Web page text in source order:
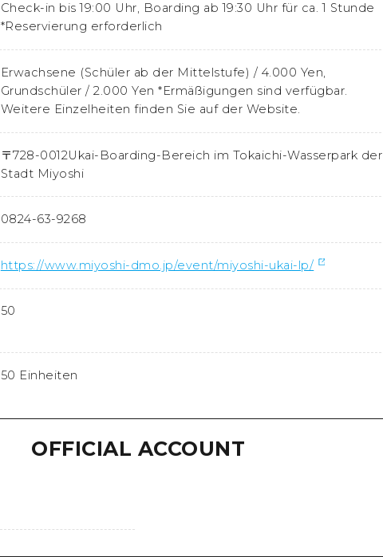
Check-in bis 19:00 Uhr, Boarding ab 19:30 Uhr für ca. 1 Stunde
*Reservierung erforderlich
Erwachsene (Schüler ab der Mittelstufe) / 4.000 Yen,
Grundschüler / 2.000 Yen *Ermäßigungen sind verfügbar.
Weitere Einzelheiten finden Sie auf der Website.
〒728-0012Ukai-Boarding-Bereich im Tokaichi-Wasserpark der
Stadt Miyoshi
0824-63-9268
https://www.miyoshi-dmo.jp/event/miyoshi-ukai-lp/
50
50 Einheiten
OFFICIAL ACCOUNT